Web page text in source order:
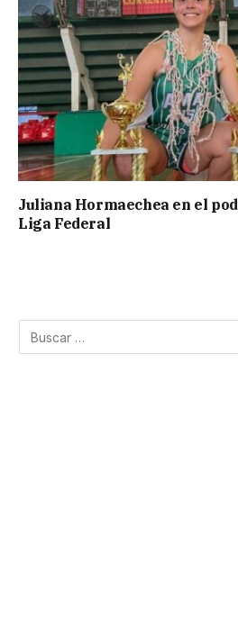
Juliana Hormaechea en el
Liga Federal